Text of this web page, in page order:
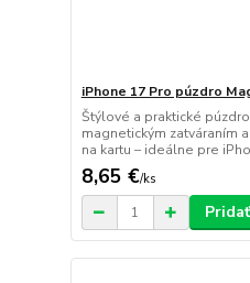
iPhone 17 Pro púzdro
Štýlové a praktické
magnetickým zatváraním
na kartu – ideálne pre
8,65 €/ks